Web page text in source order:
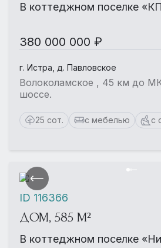
В коттеджном поселке
380 000 000 ₽
г. Истра, д. Павловское
Волоколамское , 45 км до
шоссе.
25 сот. с мебелью с
ДОМ, 585 М²
В коттеджном поселке
ID 116366